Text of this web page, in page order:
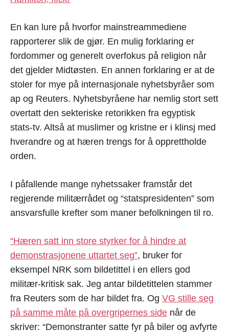
En kan lure på hvorfor mainstreammediene
rapporterer slik de gjør. En mulig forklaring er
fordommer og generelt overfokus på religion når
det gjelder Midtøsten. En annen forklaring er at de
stoler for mye på internasjonale nyhetsbyråer som
ap og Reuters. Nyhetsbyråene har nemlig stort sett
overtatt den sekteriske retorikken fra egyptisk
stats-tv. Altså at muslimer og kristne er i klinsj med
hverandre og at hæren trengs for å opprettholde
orden.
I påfallende mange nyhetssaker framstår det
regjerende militærrådet og “statspresidenten” som
ansvarsfulle krefter som maner befolkningen til ro.
“Hæren satt inn store styrker for å hindre at
demonstrasjonene uttartet seg”, bruker for
eksempel NRK som bildetittel i en ellers god
militær-kritisk sak. Jeg antar bildetittelen stammer
fra Reuters som de har bildet fra. Og VG stille seg
på samme måte på overgripernes side når de
skriver: “Demonstranter satte fyr på biler og avfyrte